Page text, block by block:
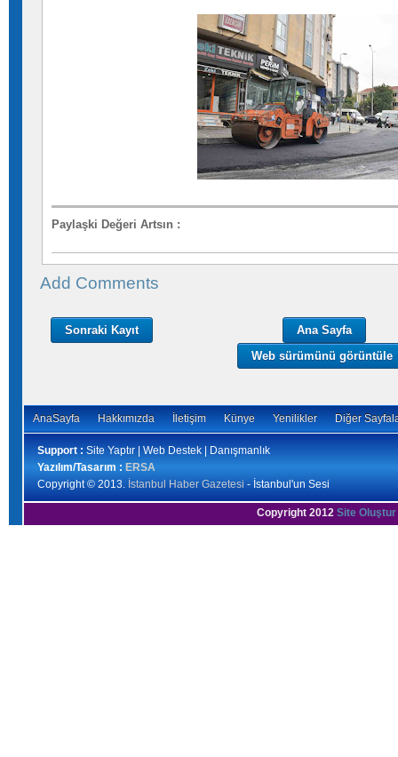
Paylaşki Değeri Artsın :
Add Comments
Sonraki Kayıt
Ana Sayfa
Web sürümünü görüntüle
AnaSayfa Hakkımızda İletişim Künye Yenilikler Diğer
Support : Site Yaptır | Web Destek | Danışmanlık
Yazılım/Tasarım : ERSA
Copyright © 2013. İstanbul Haber Gazetesi - İstanbul'un Sesi
Copyright 2012 Site Oluştur